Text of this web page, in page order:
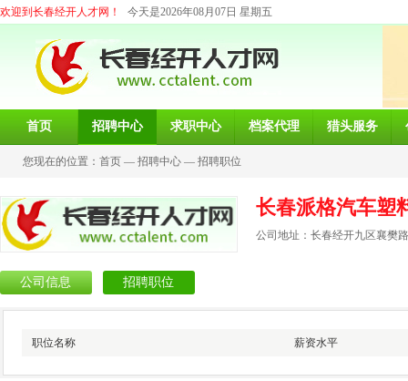
欢迎到长春经开人才网！ 今天是2026年08月07日 星期五
首页 招聘中心 求职中心 档案代理 猎头服务
您现在的位置： 首页 — 招聘中心 — 招聘职位
长春派格汽车塑
公司地址：长春经开九区襄樊
公司信息 招聘职位
职位名称 薪资水平